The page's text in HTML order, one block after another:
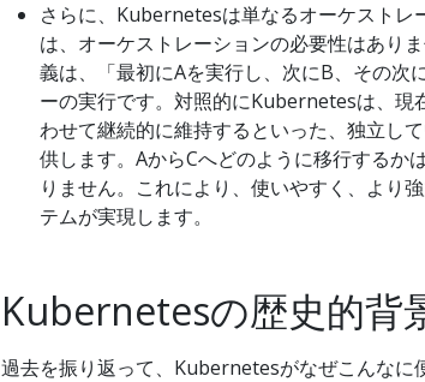
さらに、Kubernetesは単なるオーケストレ
は、オーケストレーションの必要性はあり
義は、「最初にAを実行し、次にB、その次
ーの実行です。対照的にKubernetesは、現
わせて継続的に維持するといった、独立し
供します。AからCへどのように移行するか
りません。これにより、使いやすく、より
テムが実現します。
Kubernetesの歴史的背
過去を振り返って、Kubernetesがなぜこんなに